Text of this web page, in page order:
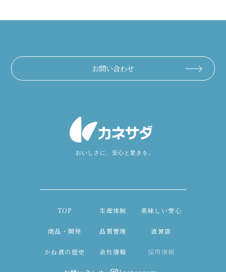
お問い合わせ
TOP 生産体制 美味しい安心
商品・開発 品質管理 直営店
かね貞の歴史 会社情報 採用情報